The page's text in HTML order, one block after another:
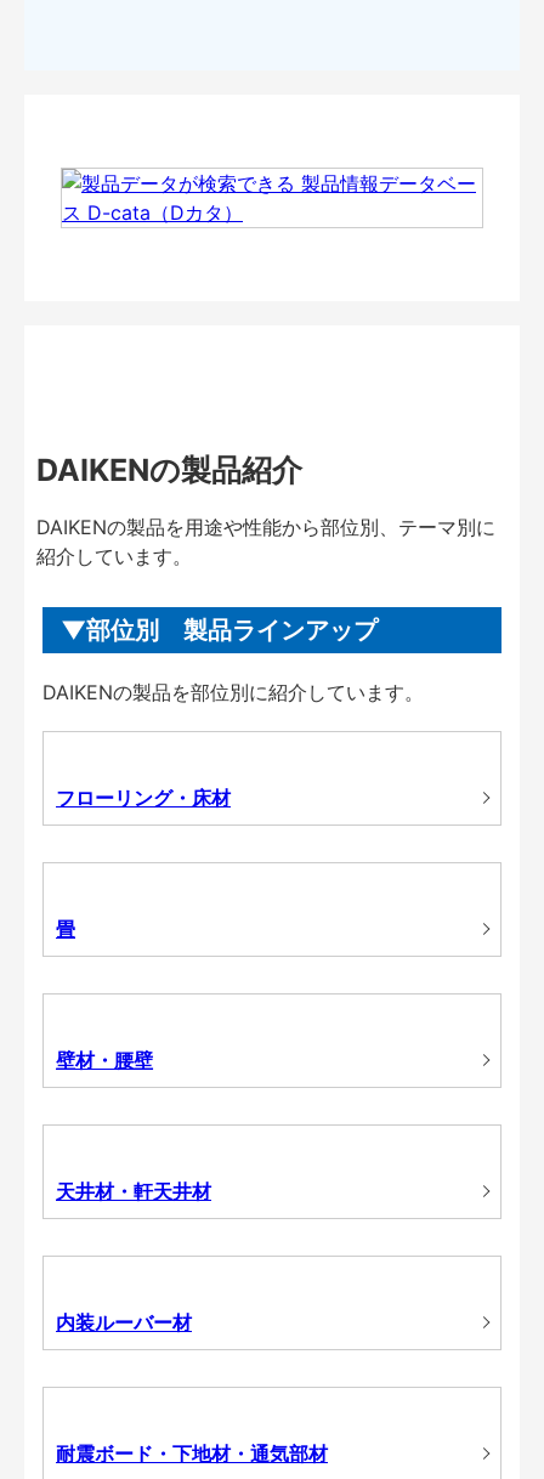
DAIKENの製品紹介
DAIKENの製品を用途や性能から部位別、テーマ別に
紹介しています。
部位別 製品ラインアップ
DAIKENの製品を部位別に紹介しています。
フローリング・床材
畳
壁材・腰壁
天井材・軒天井材
内装ルーバー材
耐震ボード・下地材・通気部材